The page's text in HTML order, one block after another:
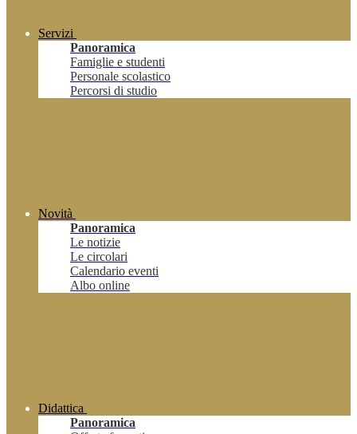
Servizi
Panoramica
Famiglie e studenti
Personale scolastico
Percorsi di studio
Novità
Panoramica
Le notizie
Le circolari
Calendario eventi
Albo online
Didattica
Panoramica